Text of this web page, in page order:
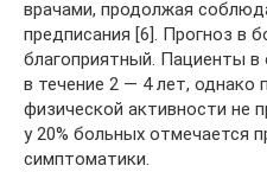
врачами, продолжая
предписания [6]. Прогноз в
благоприятный. Пациенты
в течение 2 — 4 лет, однако
физической активности не
у 20% больных отмечается
симптоматики.